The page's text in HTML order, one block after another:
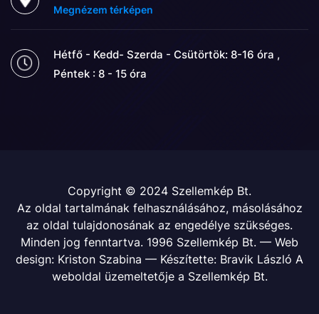
Megnézem térképen
Hétfő - Kedd- Szerda - Csütörtök: 8-16 óra ,
Péntek : 8 - 15 óra
Copyright © 2024 Szellemkép Bt.
Az oldal tartalmának felhasználásához, másolásához
az oldal tulajdonosának az engedélye szükséges.
Minden jog fenntartva. 1996 Szellemkép Bt. — Web
design: Kriston Szabina — Készítette: Bravik László A
weboldal üzemeltetője a Szellemkép Bt.